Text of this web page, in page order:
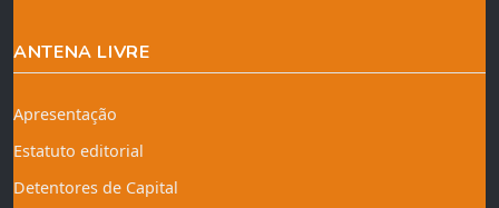
ANTENA LIVRE
Apresentação
Estatuto editorial
Detentores de Capital